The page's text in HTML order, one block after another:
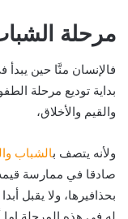
مرحلة
فالإنسان منَّا حين
بداية توديع مرحلة
والقيم والأخلاق،
ولأنه يتصف بالشباب
صادقا في ممارسة قيمه
بحذافيرها، ولا يقبل